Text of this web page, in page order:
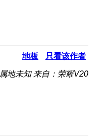
地板 只看该作者
属地未知 来自：荣耀V20